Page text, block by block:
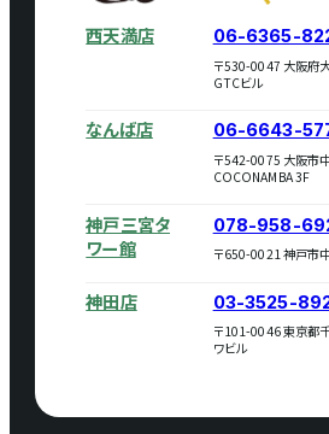
西天満店 06-6365-
〒530-0047 大阪府
GTCビル
なんば店 06-6643-
〒542-0075 大阪市
COCONAMBA 3F
神戸三宮タ
ワー館
078-958-
〒650-0021 神戸市
神田店 03-3525-
〒101-0046 東京都
ワビル